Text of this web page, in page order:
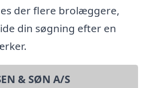
der flere brolæggere,
din søgning efter en
& SØN A/S